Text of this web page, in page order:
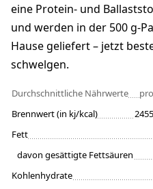
eine Protein- und
und werden in der 500 g-
Hause geliefert – jetzt
schwelgen.
Durchschnittliche Nährwerte
Brennwert (in kj/kcal)
Fett
davon gesättigte Fettsäuren
Kohlenhydrate